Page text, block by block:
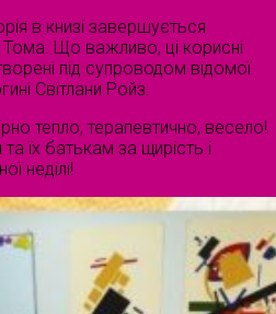
в книзі завершується
Що важливо, ці корисні
під супроводом відомої
Світлани Ройз.
тепло, терапевтично, весело!
їх батькам за щирість і
неділі!